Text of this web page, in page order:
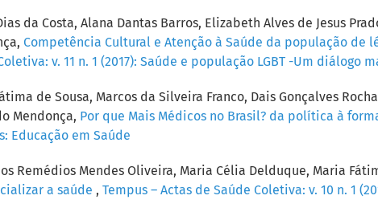
da Costa, Alana Dantas Barros, Elizabeth Alves de Jesus
Competência Cultural e Atenção à Saúde da população de
v. 11 n. 1 (2017): Saúde e população LGBT -Um diálogo
de Sousa, Marcos da Silveira Franco, Dais Gonçalves
Mendonça, Por que Mais Médicos no Brasil? da política à
Educação em Saúde
Remédios Mendes Oliveira, Maria Célia Delduque, Maria
a saúde , Tempus – Actas de Saúde Coletiva: v. 10 n. 1